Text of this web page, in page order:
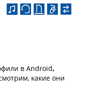
в Android,
какие они